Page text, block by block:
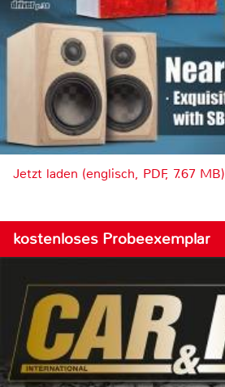
Jetzt laden (englisch, PDF, 7.67 MB)
kostenloses Probeexemplar